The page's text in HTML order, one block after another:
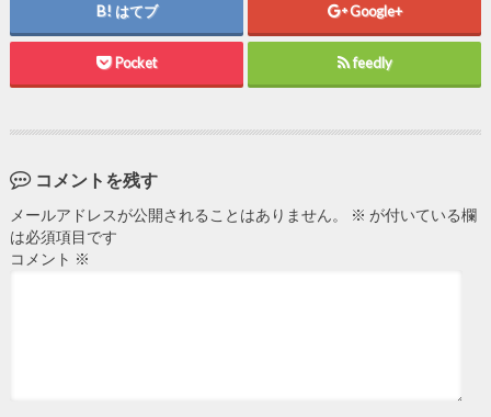
はてブ Google+
Pocket feedly
コメントを残す
メールアドレスが公開されることはありません。 ※ が付いている欄
は必須項目です
コメント ※